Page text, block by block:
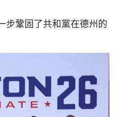
步鞏固了共和黨在德州的